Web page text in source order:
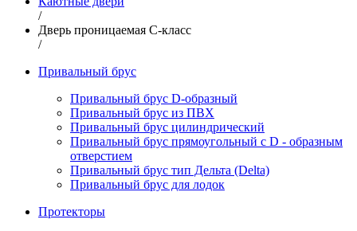
/
Дверь проницаемая C-класс
/
Привальный брус
Привальный брус D-образный
Привальный брус из ПВХ
Привальный брус цилиндрический
Привальный брус прямоугольный с D - образным
отверстием
Привальный брус тип Дельта (Delta)
Привальный брус для лодок
Протекторы